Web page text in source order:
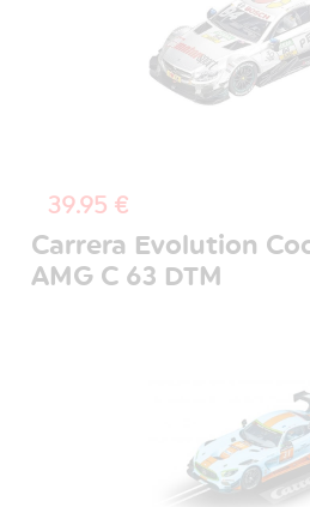
39.95 €
Carrera Evolution
AMG C 63 DTM